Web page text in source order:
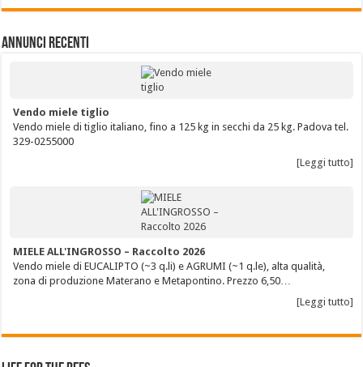
Annunci Recenti
Vendo miele tiglio
Vendo miele di tiglio italiano, fino a 125 kg in secchi da 25 kg. Padova tel.
329-0255000
[Leggi tutto]
MIELE ALL'INGROSSO – Raccolto 2026
Vendo miele di EUCALIPTO (~3 q.li) e AGRUMI (~1 q.le), alta qualità,
zona di produzione Materano e Metapontino. Prezzo 6,50…
[Leggi tutto]